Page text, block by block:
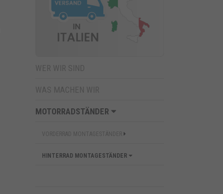
WER WIR SIND
WAS MACHEN WIR
MOTORRADSTÄNDER
VORDERRAD MONTAGESTÄNDER
HINTERRAD MONTAGESTÄNDER